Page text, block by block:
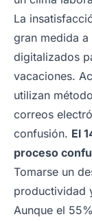
La
gran medida
digitalizados
vacaciones.
utilizan
correos
confusión. El
proceso
Tomarse un
productividad
Aunque el